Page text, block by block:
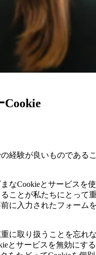
経験が良いものである
なCookieとサービスを
ことが私たちにとって
に入力されたフォーム
に取り扱うことを忘れ
とサービスを無効にす